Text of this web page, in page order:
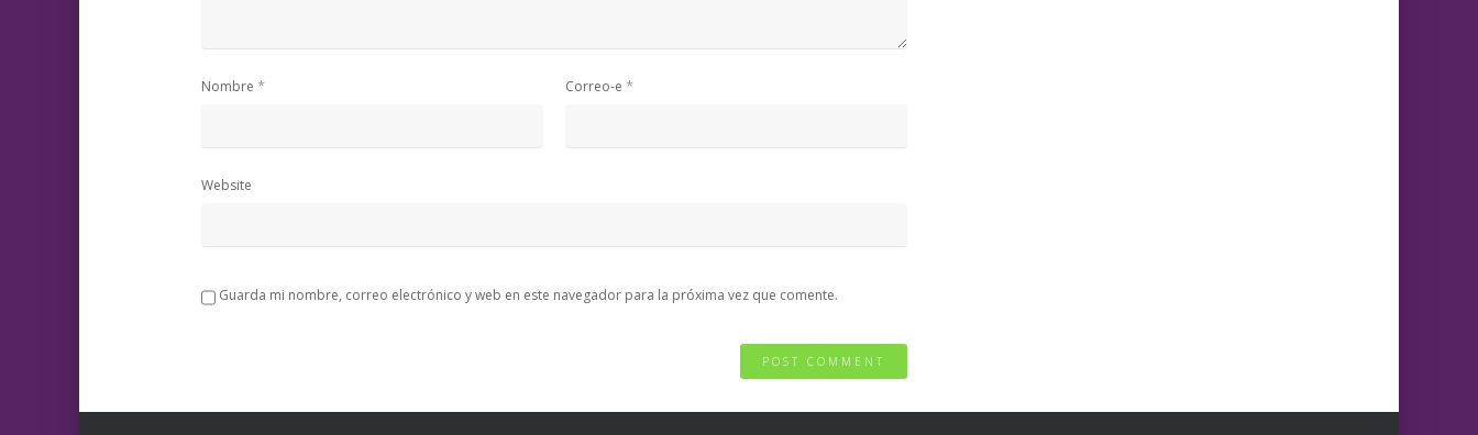
Nombre * Correo-e *
Website
Guarda mi nombre, correo electrónico y web en este navegador para la próxima vez que comente.